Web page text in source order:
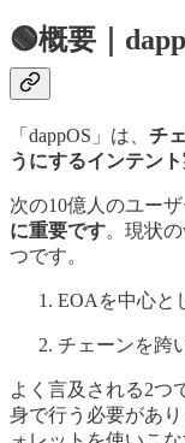
🟢概要｜
「dappOS」は、 チ
うにするインテン
次の10億人のユー
に重要です。現状
つです。
EOAを中心と
チェーンを跨
よく言及される2つ
身で行う必要があ